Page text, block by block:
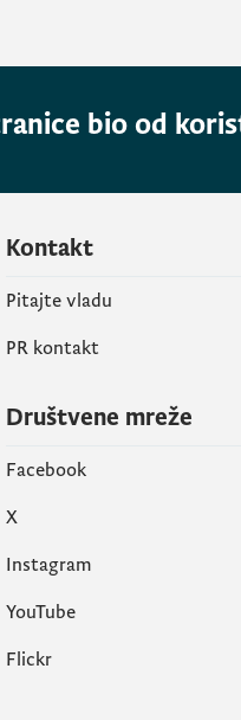
bio od
Kontakt
Pitajte vladu
PR kontakt
Društvene mreže
Facebook
X
Instagram
YouTube
Flickr